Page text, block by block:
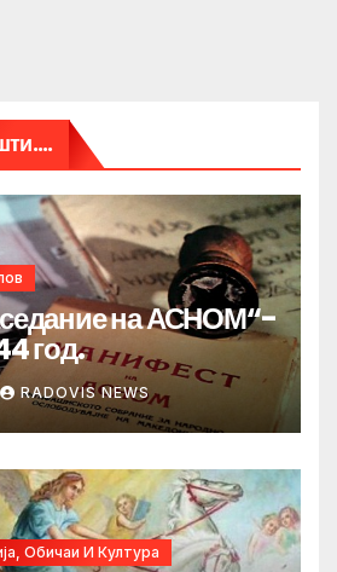
на АСНОМ“-
год.
RADOVIS NEWS
Обичаи И Култура